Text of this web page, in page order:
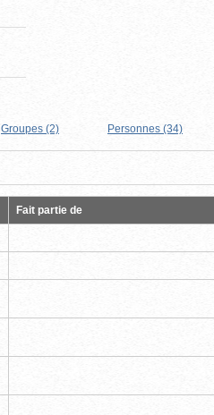
Groupes (2) Personnes (34)
Fait partie de